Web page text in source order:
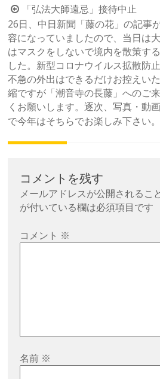
投
稿
ナ
ビ
ゲ
ー
シ
ョ
ン
「弘法大師遠忌」接待中止
26日、中日新聞「藤の花」の記事
容になっていましたので、当日は
はマスクをしないで境内を散策す
した。新型コロナウイルス拡散防
不急の外出はできるだけお控えい
縮ですが「潮音寺の長藤」へのご
くお願いします。逐次、写真・動
で今年はそちらでお楽しみ下さい。
コメントを残す
メールアドレスが公開されるこ
が付いている欄は必須項目です
コメント ※
名前 ※